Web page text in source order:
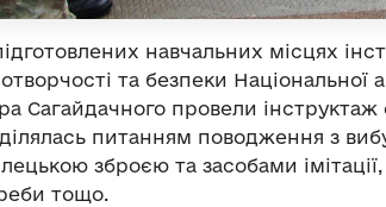
навчальних місцях
та безпеки Національної
Сагайдачного провели інструктаж
питанням поводження з
зброєю та засобами
тощо.